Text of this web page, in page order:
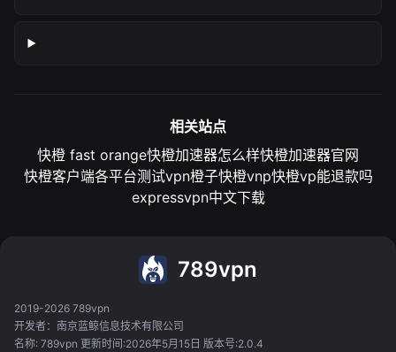
相关站点
快橙 fast orange快橙加速器怎么样快橙加速器官网
快橙客户端各平台测试vpn橙子快橙vnp快橙vp能退款吗
expressvpn中文下载
789vpn
2019-2026 789vpn
开发者：南京蓝鲸信息技术有限公司
名称: 789vpn 更新时间:2026年5月15日 版本号:2.0.4